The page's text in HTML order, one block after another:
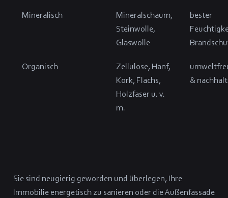
Mineralisch
Mineralschaum,
Steinwolle,
Glaswolle
bester
Organisch
Zellulose, Hanf,
Kork, Flachs,
Holzfaser u. v.
m.
&
Sie sind neugierig geworden und überlegen, Ihre
Immobilie energetisch zu sanieren oder die Außenfassade